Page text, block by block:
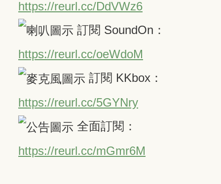
https://reurl.cc/DdVWz6
訂閱 SoundOn：
https://reurl.cc/oeWdoM
訂閱 KKbox：
https://reurl.cc/5GYNry
全面訂閱：
https://reurl.cc/mGmr6M